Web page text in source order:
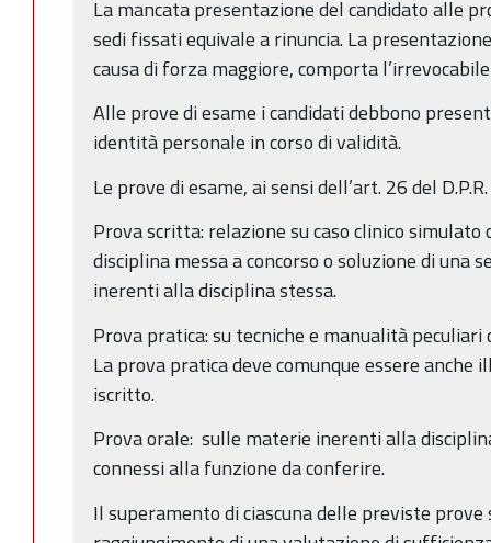
La mancata presentazione del candidato alle
sedi fissati equivale a rinuncia. La
causa di forza maggiore, comporta
Alle prove di esame i candidati debbono
identità personale in corso di validità.
Le prove di esame, ai sensi dell’art. 26 del
Prova scritta: relazione su caso clinico
disciplina messa a concorso o soluzione di una
inerenti alla disciplina stessa.
Prova pratica: su tecniche e manualità peculiari
La prova pratica deve comunque essere
iscritto.
Prova orale: sulle materie inerenti alla
connessi alla funzione da conferire.
Il superamento di ciascuna delle previste